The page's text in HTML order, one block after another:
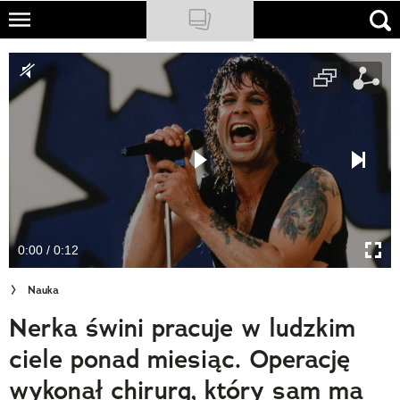
Skip
main
content
NATIONAL GEOGRAPHIC
TRAVELER
PODCASTY
Newsletter
Cuda Polski
Wielki Konkurs Fotograficzny
Trendbook Podróżniczy
Polecane
0:00 / 0:12
Nauka
Nerka świni pracuje w ludzkim
ciele ponad miesiąc. Operację
wykonał chirurg, który sam ma